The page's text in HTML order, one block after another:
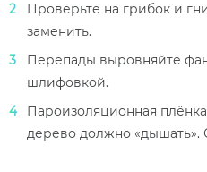
Проверьте на грибок и
заменить.
Перепады выровняйте
шлифовкой.
Пароизоляционная
дерево должно «дышать».